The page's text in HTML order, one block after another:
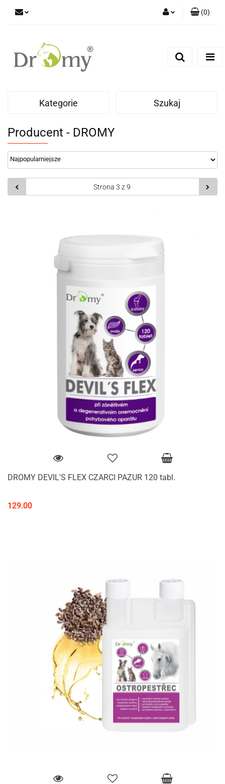
(0)
Kategorie Szukaj
Producent - DROMY
DROMY DEVIL'S FLEX CZARCI PAZUR 120 tabl.
129.00